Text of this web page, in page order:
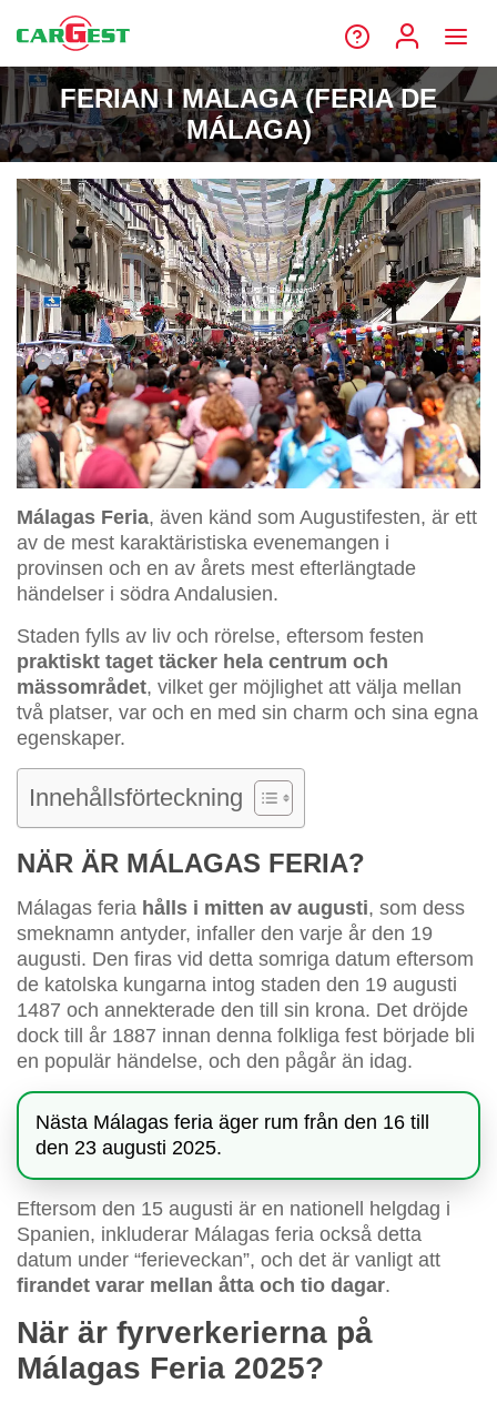
FERIAN I MALAGA (FERIA DE
MÁLAGA)
Málagas Feria, även känd som Augustifesten, är ett
av de mest karaktäristiska evenemangen i
provinsen och en av årets mest efterlängtade
händelser i södra Andalusien.
Staden fylls av liv och rörelse, eftersom festen
praktiskt taget täcker hela centrum och
mässområdet, vilket ger möjlighet att välja mellan
två platser, var och en med sin charm och sina egna
egenskaper.
Innehållsförteckning
NÄR ÄR MÁLAGAS FERIA?
Málagas feria hålls i mitten av augusti, som dess
smeknamn antyder, infaller den varje år den 19
augusti. Den firas vid detta somriga datum eftersom
de katolska kungarna intog staden den 19 augusti
1487 och annekterade den till sin krona. Det dröjde
dock till år 1887 innan denna folkliga fest började bli
en populär händelse, och den pågår än idag.
Nästa Málagas feria äger rum från den 16 till
den 23 augusti 2025.
Eftersom den 15 augusti är en nationell helgdag i
Spanien, inkluderar Málagas feria också detta
datum under “ferieveckan”, och det är vanligt att
firandet varar mellan åtta och tio dagar.
När är fyrverkerierna på
Málagas Feria 2025?